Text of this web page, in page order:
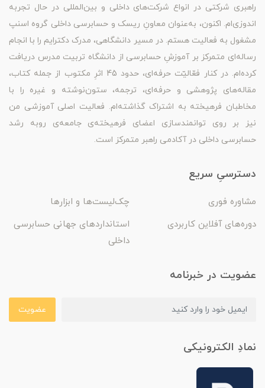
راهبری شرکتی در انواع شرکت‌های داخلی و بین‌المللی در حال تجربه
اندوزی‌ام. اکنون، به‌عنوان معاونِ ریسک و حسابرسی داخلی گروه اسنپ
مشغول به فعالیت هستم. در مسیر دانشگاهی، مدرک دکترایم را با انجام
رساله‌ای متمرکز بر آموزشِ حسابرسی از دانشگاه تربیت مدرس دریافت
کرده‌ام. در کنار فعّالیّت حرفه‌ای، حدود 45 اثرِ مکتوب از جمله کتاب،
مقاله‌های پژوهشی و حرفه‌ای، ترجمه، ستون‌نوشته و غیره را با
مخاطبان فرهیخته به اشتراک گذاشته‌ام. فعالیت اصلی آموزشی من
نیز بر روی توانمندسازی اعضای فرهیخته‌ی جامعه‌ی روبه رشد
حسابرسی داخلی در آکادمی راهبر متمرکز است.
دسترسیِ سریع
مشاوره فوری
چک‌لیست‌ها و ابزارها
دوره‌های آفلاین کاربردی
استانداردهای جهانی حسابرسی
داخلی
عضویت در خبرنامه
عضویت
نمادِ الکترونیکی